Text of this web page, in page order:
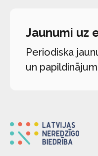
Jaunumi uz
Periodiska
un